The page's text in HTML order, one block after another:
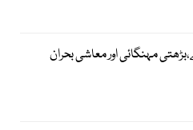
مہنگائی اور معاشی بحران